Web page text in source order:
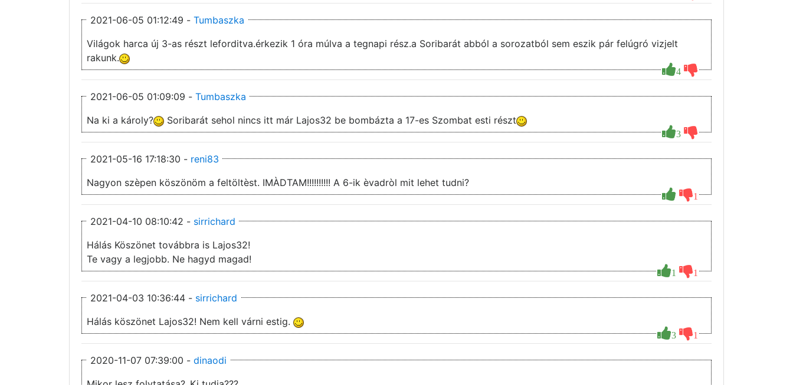
2021-06-05 01:12:49 - Tumbaszka
4
Világok harca új 3-as részt leforditva.érkezik 1 óra múlva a tegnapi rész.a Soribarát abból a sorozatból sem eszik pár felúgró vizjelt
rakunk.
2021-06-05 01:09:09 - Tumbaszka
3
Na ki a károly? Soribarát sehol nincs itt már Lajos32 be bombázta a 17-es Szombat esti részt
2021-05-16 17:18:30 - reni83
1
Nagyon szèpen köszönöm a feltöltèst. IMÀDTAM!!!!!!!!!! A 6-ik èvadròl mit lehet tudni?
2021-04-10 08:10:42 - sirrichard
1 1
Hálás Köszönet továbbra is Lajos32!
Te vagy a legjobb. Ne hagyd magad!
2021-04-03 10:36:44 - sirrichard
3 1
Hálás köszönet Lajos32! Nem kell várni estig.
2020-11-07 07:39:00 - dinaodi